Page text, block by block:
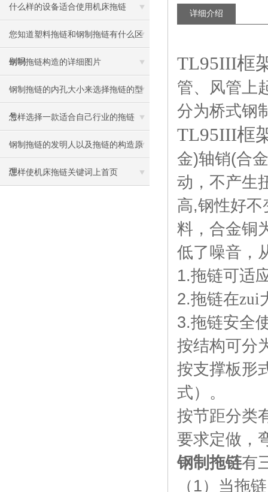
什么样的设备适合使用机床拖链
您知道塑料拖链和钢制拖链有什么区
别吗
钢制拖链构造的详细图片
钢制拖链的内孔大小来选择拖链的型
号
怎样选择一款适合自己行业的拖链
钢制拖链的发明人以及拖链的构造原
理
怎样使机床拖链关键词上首页
详细介绍
TL95III框
管、风管上
分为桥式钢
TL95III框
金)轴销(合
动，不产生
高,钢性好不
料，合金铜
低了噪音，
1.拖链可适
2.拖链在zui
3.拖链安全
按结构可分
按支撑板形
式）。
按节距分类
要求定做，
钢制拖链有
（ 1）当拖